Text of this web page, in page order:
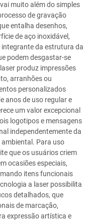
muito além do simples
de gravação
entalha desenhos,
de aço inoxidável,
da estrutura da
podem desgastar-se
produz impressões
arranhões ou
personalizados
anos de uso regular e
um valor excepcional
logotipos e mensagens
independentemente da
Para uso
que os usuários criem
ocasiões especiais,
itens funcionais
a laser possibilita
detalhados, que
de marcação,
expressão artística e